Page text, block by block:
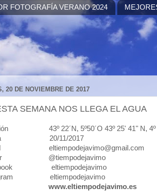
FOTOGRAFÍA VERANO 2024
20 DE NOVIEMBRE DE 2017
SEMANA NOS LLEGA EL AGUA
43º 22´N, 5º50´O 43º 25' 41" N, 4º
20/11/2017
eltiempodejavimo@gmail.com
@tiempodejavimo
eltiempodejavimo
eltiempodejavimo
www.eltiempodejavimo.es